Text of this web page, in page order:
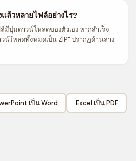
ล้วหลายไฟล์อย่างไร?
มีปุ่มดาวน์โหลดของตัวเอง หากสำเร็จ
น์โหลดทั้งหมดเป็น ZIP" ปรากฏด้านล่าง
เป็น Word Excel เป็น PDF